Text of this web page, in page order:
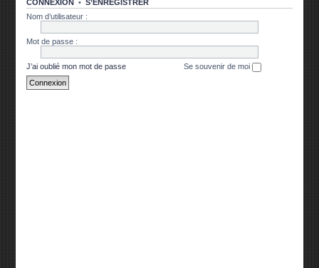
CONNEXION •S’ENREGISTRER
Nom d’utilisateur :
Mot de passe :
J’ai oublié mon mot de passe Se souvenir de moi